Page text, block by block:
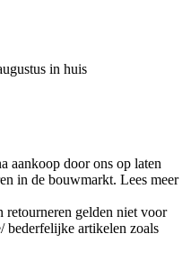
in huis
aankoop door ons op laten
in de bouwmarkt. Lees meer
gelden niet voor
bederfelijke artikelen zoals